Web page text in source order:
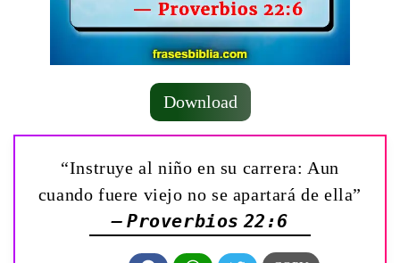
Download
“Instruye al niño en su carrera: Aun
cuando fuere viejo no se apartará de ella”
— Proverbios 22:6